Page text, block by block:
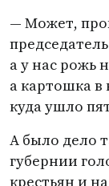
— Может,
а у нас рожь
а картошка в
куда ушло
А было дело
губернии
крестьян и